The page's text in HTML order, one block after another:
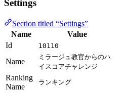
Settings
Section titled “Settings”
Name
Value
Id
10110
Name
ミラージュ教官からのハ
イスコアチャレンジ
Ranking
Name
ランキング